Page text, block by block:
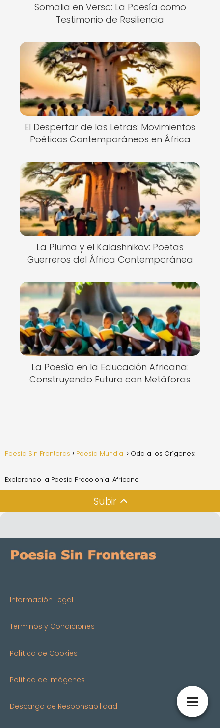
Somalia en Verso: La Poesía como
Testimonio de Resiliencia
El Despertar de las Letras: Movimientos
Poéticos Contemporáneos en África
La Pluma y el Kalashnikov: Poetas
Guerreros del África Contemporánea
La Poesía en la Educación Africana:
Construyendo Futuro con Metáforas
Poesia Sin Fronteras Poesía Mundial Oda a los Orígenes:
Explorando la Poesía Precolonial Africana
Subir
Información Legal
Términos y Condiciones
Política de Cookies
Política de Imágenes
Descargo de Responsabilidad